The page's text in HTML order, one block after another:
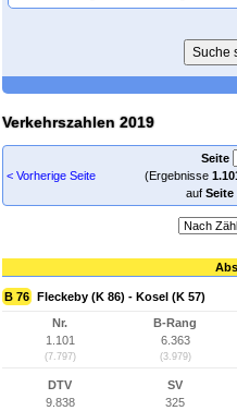
Verkehrszahlen 2019
< Vorherige Seite
Seite
(Ergebnisse
auf Seite
B 76 Fleckeby (K 86) - Kosel (K 57)
Nr.
1.101
(7.797)
B-Rang
6.363
(3.979)
DTV
9.838
SV
325